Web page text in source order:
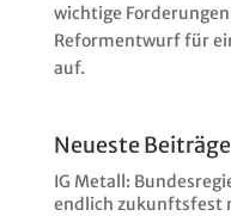
wichtige Forderungen
Reformentwurf für
auf.
Neueste Beiträge
IG Metall:
endlich zukunftsfest